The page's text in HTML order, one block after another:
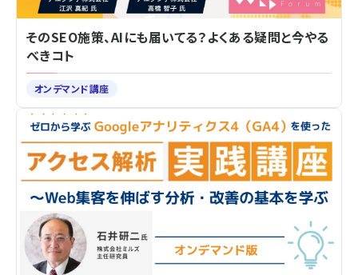
そのSEO施策、AIにも届いてる？よくある疑問と今やる
べきコト
オンデマンド講座